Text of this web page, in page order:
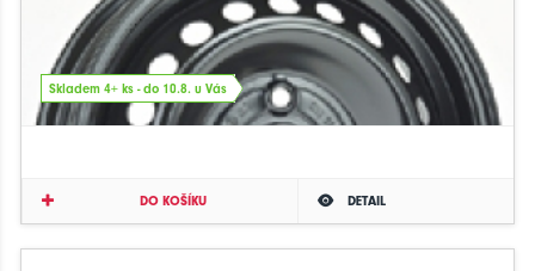
Skladem 4+ ks - do 10.8. u Vás
DO KOŠÍKU DETAIL